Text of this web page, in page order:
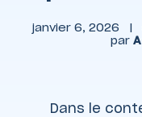
janvier 6, 2026 |
par
Dans le